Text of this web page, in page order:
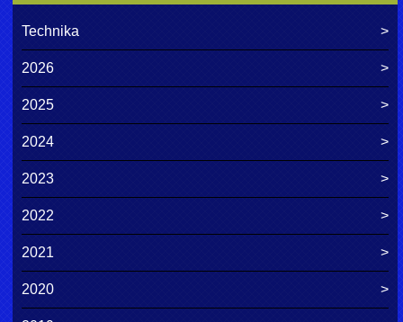
Technika
2026
2025
2024
2023
2022
2021
2020